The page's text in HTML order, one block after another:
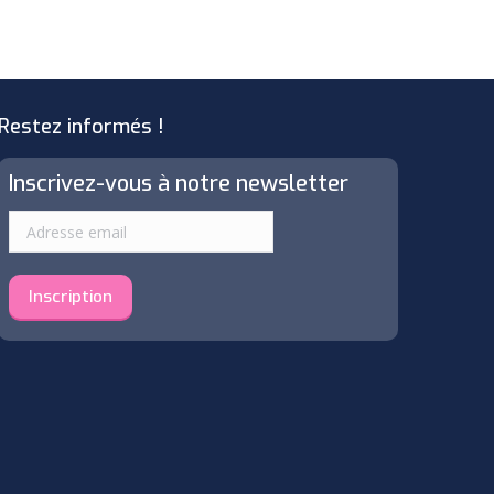
informés !
Inscrivez-vous à notre newsletter